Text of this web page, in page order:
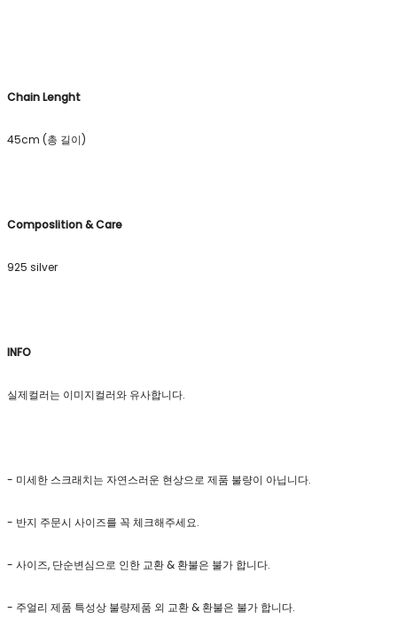
Chain Lenght
45cm (총 길이)
Composlition & Care
925 silver
INFO
실제컬러는 이미지컬러와 유사합니다.
- 미세한 스크래치는 자연스러운 현상으로 제품 불량이 아닙니다.
- 반지 주문시 사이즈를 꼭 체크해주세요.
- 사이즈, 단순변심으로 인한 교환 & 환불은 불가 합니다.
- 주얼리 제품 특성상 불량제품 외 교환 & 환불은 불가 합니다.